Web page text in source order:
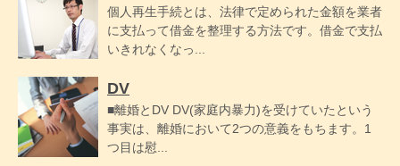
個人再生手続とは、法律で定められた金額を業者
に支払って借金を整理する方法です。借金で支払
いきれなくなっ...
DV
■離婚とDV DV(家庭内暴力)を受けていたという
事実は、離婚において2つの意義をもちます。1
つ目は慰...